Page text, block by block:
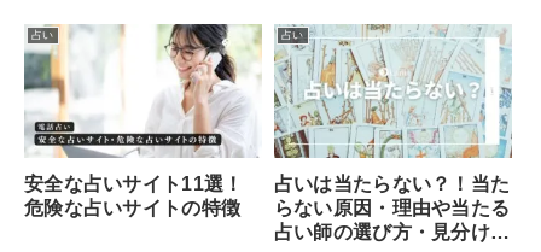
占い
安全な占いサイト11選！
危険な占いサイトの特徴
占い
占いは当たらない？！当た
らない原因・理由や当たる
占い師の選び方・見分け方